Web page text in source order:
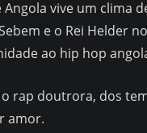
vive um clima
e o Rei Helder
ao hip hop
rap doutrora, dos
amor.